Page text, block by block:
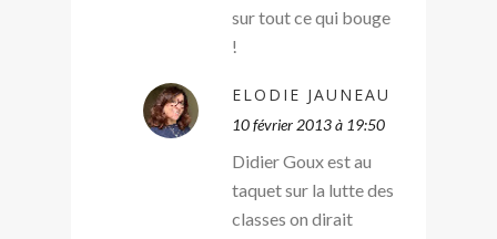
sur tout ce qui bouge
!
ELODIE JAUNEAU
10 février 2013 à 19:50
Didier Goux est au
taquet sur la lutte des
classes on dirait